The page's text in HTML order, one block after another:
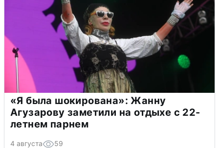
«Я была шокирована»: Жанну
Агузарову заметили на отдыхе с 22-
летнем парнем
4 августа 59